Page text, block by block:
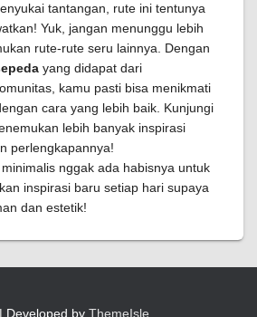
tantangan, rute ini tentunya
Yuk, jangan menunggu lebih
rute-rute seru lainnya. Dengan
yang didapat dari
kamu pasti bisa menikmati
cara yang lebih baik. Kunjungi
lebih banyak inspirasi
perlengkapannya!
nggak ada habisnya untuk
inspirasi baru setiap hari supaya
dan estetik!
Developed by ThemeIsle